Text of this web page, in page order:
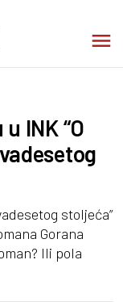
INK “O
stoljeća”
Gorana
Ili pola